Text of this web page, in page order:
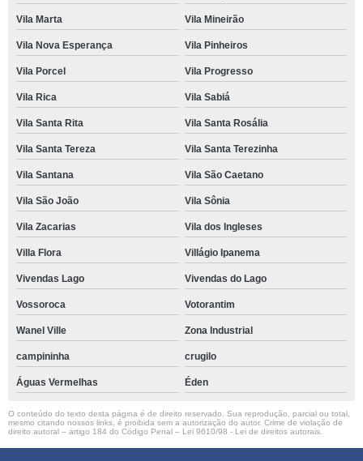
Vila Marta Vila Mineirão
Vila Nova Esperança Vila Pinheiros
Vila Porcel Vila Progresso
Vila Rica Vila Sabiá
Vila Santa Rita Vila Santa Rosália
Vila Santa Tereza Vila Santa Terezinha
Vila Santana Vila São Caetano
Vila São João Vila Sônia
Vila Zacarias Vila dos Ingleses
Villa Flora Villágio Ipanema
Vivendas Lago Vivendas do Lago
Vossoroca Votorantim
Wanel Ville Zona Industrial
campininha crugilo
Águas Vermelhas Éden
O conteúdo do texto desta página é de direito reservado. Sua reprodução, parcial ou total,
mesmo citando nossos links, é proibida sem a autorização do autor. Crime de violação de
direito autoral – artigo 184 do Código Penal – Lei 9610/98 - Lei de direitos autorais